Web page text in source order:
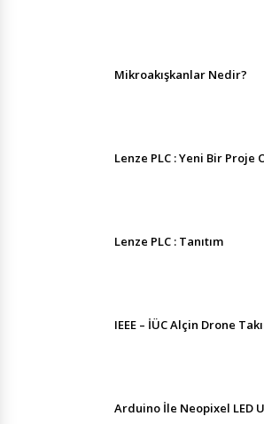
Mikroakışkanlar Nedir?
Lenze PLC : Yeni Bir Proje
Lenze PLC : Tanıtım
IEEE – İÜC Alçin Drone
Arduino İle Neopixel LED